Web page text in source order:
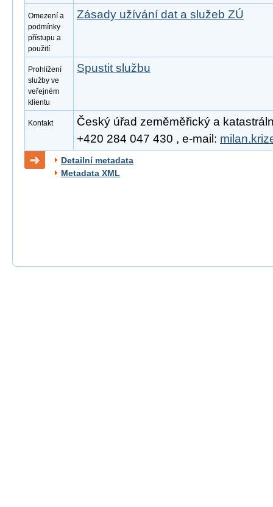
Omezení a
podmínky
přístupu a
použití
Zásady užívání dat a služeb ZÚ
Prohlížení
služby ve
veřejném
klientu
Spustit službu
Kontakt
Český úřad zeměměřický a
+420 284 047 430 , e-mail:
Detailní metadata
Metadata XML